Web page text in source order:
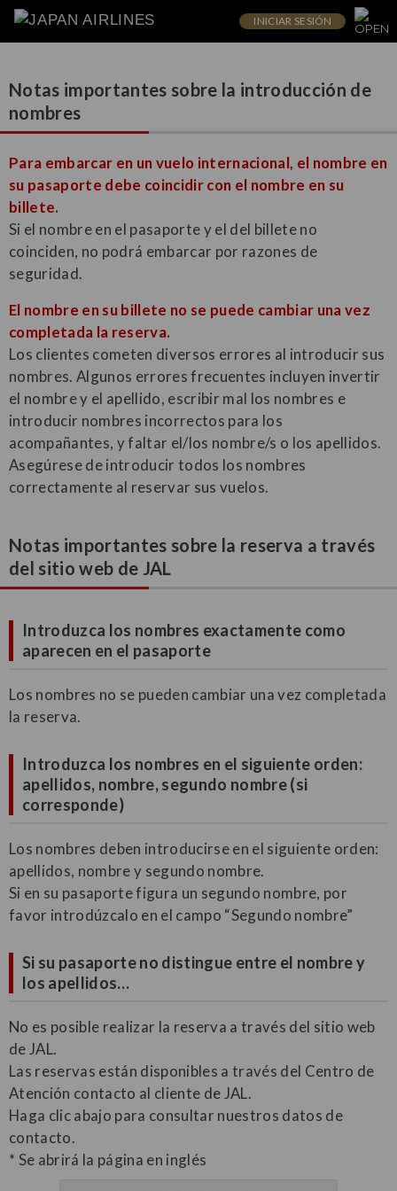
INICIAR SESIÓN
Notas importantes sobre la introducción de
nombres
Para embarcar en un vuelo internacional, el nombre en
su pasaporte debe coincidir con el nombre en su
billete.
Si el nombre en el pasaporte y el del billete no
coinciden, no podrá embarcar por razones de
seguridad.
El nombre en su billete no se puede cambiar una vez
completada la reserva.
Los clientes cometen diversos errores al introducir sus
nombres. Algunos errores frecuentes incluyen invertir
el nombre y el apellido, escribir mal los nombres e
introducir nombres incorrectos para los
acompañantes, y faltar el/los nombre/s o los apellidos.
Asegúrese de introducir todos los nombres
correctamente al reservar sus vuelos.
Notas importantes sobre la reserva a través
del sitio web de JAL
Introduzca los nombres exactamente como
aparecen en el pasaporte
Los nombres no se pueden cambiar una vez completada
la reserva.
Introduzca los nombres en el siguiente orden:
apellidos, nombre, segundo nombre (si
corresponde)
Los nombres deben introducirse en el siguiente orden:
apellidos, nombre y segundo nombre.
Si en su pasaporte figura un segundo nombre, por
favor introdúzcalo en el campo “Segundo nombre”
Si su pasaporte no distingue entre el nombre y
los apellidos…
No es posible realizar la reserva a través del sitio web
de JAL.
Las reservas están disponibles a través del Centro de
Atención contacto al cliente de JAL.
Haga clic abajo para consultar nuestros datos de
contacto.
* Se abrirá la página en inglés